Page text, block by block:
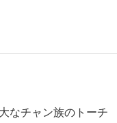
なチャン族のトーチ